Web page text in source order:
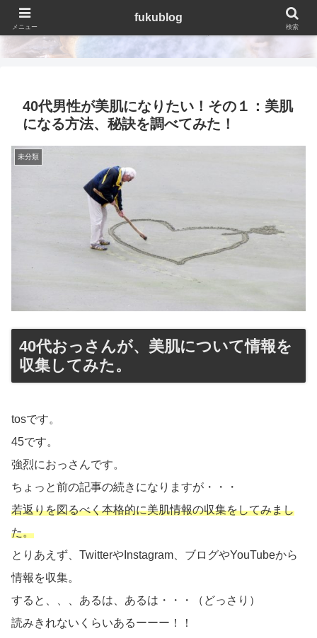
fukublog
40代男性が美肌になりたい！その１：美肌
になる方法、秘訣を調べてみた！
未分類
40代おっさんが、美肌について情報を
収集してみた。
tosです。
45です。
強烈におっさんです。
ちょっと前の記事の続きになりますが・・・
若返りを図るべく本格的に美肌情報の収集をしてみまし
た。
とりあえず、TwitterやInstagram、ブログやYouTubeから
情報を収集。
すると、、、あるは、あるは・・・（どっさり）
読みきれないくらいあるーーー！！
メニュー
fukublog
検索